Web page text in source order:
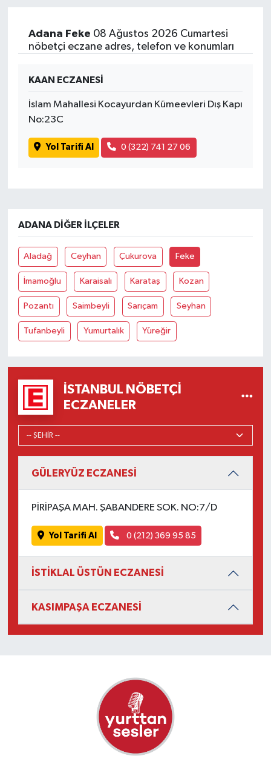
Adana Feke 08 Ağustos 2026 Cumartesi
nöbetçi eczane adres, telefon ve konumları
KAAN ECZANESİ
İslam Mahallesi Kocayurdan Kümeevleri Dış Kapı
No:23C
Yol Tarifi Al 0 (322) 741 27 06
ADANA DIĞER İLÇELER
Aladağ Ceyhan Çukurova Feke
İmamoğlu Karaisalı Karataş Kozan
Pozantı Saimbeyli Sarıçam Seyhan
Tufanbeyli Yumurtalık Yüreğir
İSTANBUL NÖBETÇI
ECZANELER
GÜLERYÜZ ECZANESİ
PİRİPAŞA MAH. ŞABANDERE SOK. NO:7/D
Yol Tarifi Al 0 (212) 369 95 85
İSTİKLAL ÜSTÜN ECZANESİ
KASIMPAŞA ECZANESİ